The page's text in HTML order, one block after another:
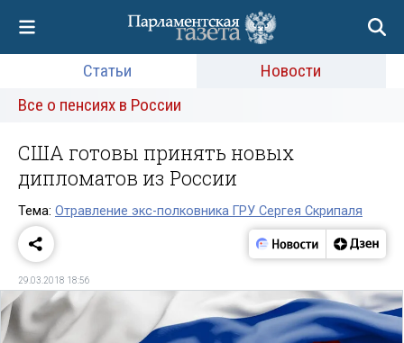
Статьи
Новости
Все о пенсиях в России
США готовы принять новых
дипломатов из России
Тема: Отравление экс-полковника ГРУ Сергея Скрипаля
29.03.2018 18:56